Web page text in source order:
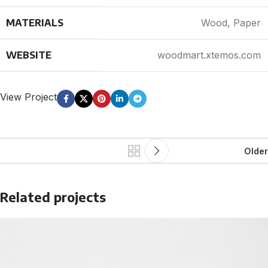
MATERIALS Wood, Paper
WEBSITE woodmart.xtemos.com
View Project
Older
Related projects